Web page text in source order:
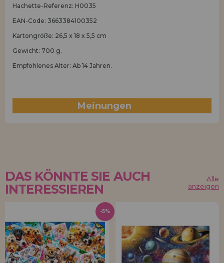
Hachette-Referenz: H0035
EAN-Code: 3663384100352
Kartongröße: 26,5 x 18 x 5,5 cm
Gewicht: 700 g.
Empfohlenes Alter: Ab 14 Jahren.
Meinungen
DAS KÖNNTE SIE AUCH
INTERESSIEREN
Alle
anzeigen
-5%